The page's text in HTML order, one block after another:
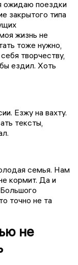
ожидаю поездки
закрытого типа
жизнь не
тоже нужно,
творчеству,
ездил. Хоть
Езжу на вахту.
тексты,
семья. Нам
кормит. Да и
точно не та
не